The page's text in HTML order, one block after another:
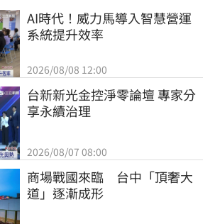
AI時代！威力馬導入智慧營運
系統提升效率
2026/08/08 12:00
台新新光金控淨零論壇 專家分
享永續治理
2026/08/07 08:00
商場戰國來臨　台中「頂奢大
道」逐漸成形